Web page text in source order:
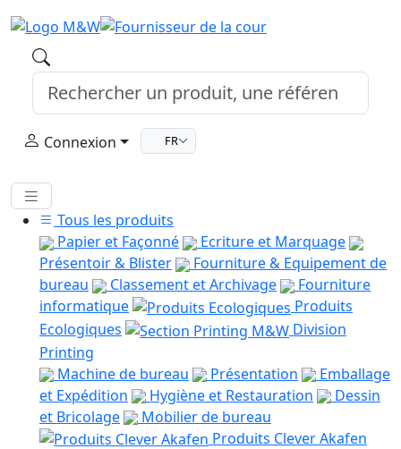
Connexion FR
Tous les produits
Papier et Façonné
Ecriture et Marquage
Présentoir & Blister
Fourniture & Equipement de
bureau
Classement et Archivage
Fourniture
informatique
Produits
Ecologiques
Division
Printing
Machine de bureau
Présentation
Emballage
et Expédition
Hygiène et Restauration
Dessin
et Bricolage
Mobilier de bureau
Produits Clever Akafen